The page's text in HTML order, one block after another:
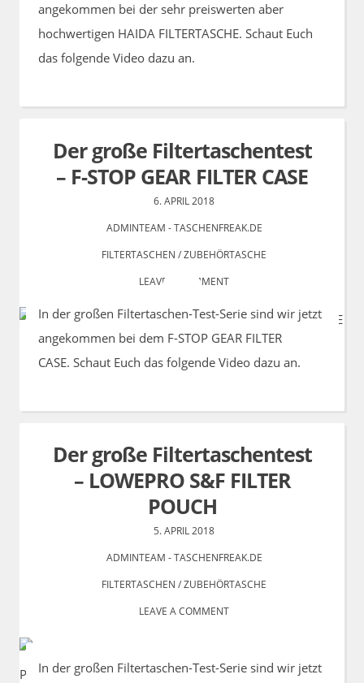
angekommen bei der sehr preiswerten aber
hochwertigen HAIDA FILTERTASCHE. Schaut Euch
das folgende Video dazu an.
Der große Filtertaschentest
– F-STOP GEAR FILTER CASE
6. APRIL 2018
ADMINTEAM - TASCHENFREAK.DE
FILTERTASCHEN /ZUBEHÖRTASCHE
LEAVE A COMMENT
In der großen Filtertaschen-Test-Serie sind wir jetzt
angekommen bei dem F-STOP GEAR FILTER
CASE. Schaut Euch das folgende Video dazu an.
Der große Filtertaschentest
– LOWEPRO S&F FILTER
POUCH
5. APRIL 2018
ADMINTEAM - TASCHENFREAK.DE
FILTERTASCHEN /ZUBEHÖRTASCHE
LEAVE A COMMENT
In der großen Filtertaschen-Test-Serie sind wir jetzt